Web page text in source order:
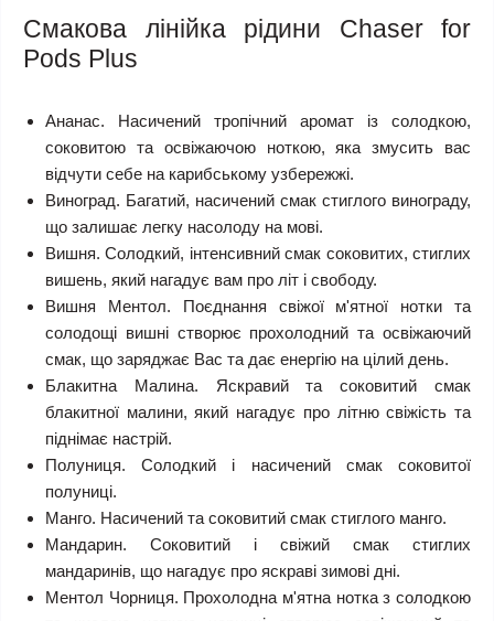
Смакова лінійка рідини Chaser for
Pods Plus
Ананас. Насичений тропічний аромат із солодкою,
соковитою та освіжаючою ноткою, яка змусить вас
відчути себе на карибському узбережжі.
Виноград. Багатий, насичений смак стиглого винограду,
що залишає легку насолоду на мові.
Вишня.Солодкий, інтенсивний смак соковитих, стиглих
вишень, який нагадує вам про літ і свободу.
Вишня Ментол. Поєднання свіжої м'ятної нотки та
солодощі вишні створює прохолодний та освіжаючий
смак, що заряджає Вас та дає енергію на цілий день.
Блакитна Малина. Яскравий та соковитий смак
блакитної малини, який нагадує про літню свіжість та
піднімає настрій.
Полуниця. Солодкий і насичений смак соковитої
полуниці.
Манго. Насичений та соковитий смак стиглого манго.
Мандарин. Соковитий і свіжий смак стиглих
мандаринів, що нагадує про яскраві зимові дні.
Ментол Чорниця. Прохолодна м'ятна нотка з солодкою